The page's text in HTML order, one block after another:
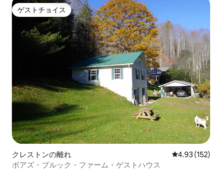
ゲストチョイス
ゲストチョイス
クレストンの離れ レビュー152
4.93 (152)
ボアズ・ブルック・ファーム・ゲストハウス